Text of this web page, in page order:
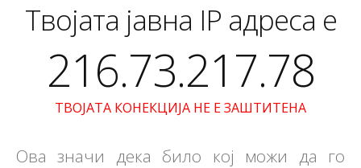
Твојата јавна IP адреса е
216.73.217.78
ТВОЈАТА КОНЕКЦИЈА НЕ Е ЗАШТИТЕНА
Ова значи дека било кој можи да го